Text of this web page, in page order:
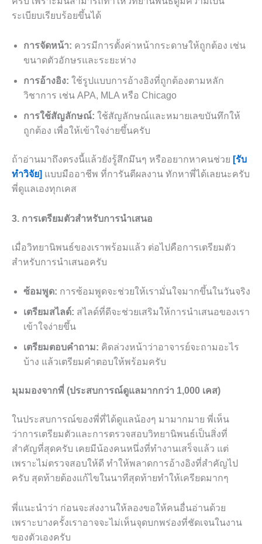
ระเบียบเรียบร้อยขึ้นได้
การจัดหน้า: ควรมีการตั้งค่าหน้ากระดาษให้ถูกต้อง เช่น
ขนาดตัวอักษรและระยะห่าง
การอ้างอิง: ใช้รูปแบบการอ้างอิงที่ถูกต้องตามหลัก
วิชาการ เช่น APA, MLA หรือ Chicago
การใช้สัญลักษณ์: ใช้สัญลักษณ์และหมายเลขบันทึกให้
ถูกต้อง เพื่อให้เข้าใจง่ายขึ้นครับ
ถ้าอ่านมาถึงตรงนี้แล้วยังรู้สึกมึนๆ หรืออยากหาคนช่วย [รับ
ทำวิจัย] แบบมืออาชีพ ที่การันตีผลงาน ทักหาพี่ได้เลยนะครับ
พี่ดูแลเองทุกเคส
3. การเตรียมตัวสำหรับการนำเสนอ
เมื่อวิทยานิพนธ์ของเราพร้อมแล้ว ต่อไปคือการเตรียมตัว
สำหรับการนำเสนอครับ
ซ้อมพูด: การซ้อมพูดจะช่วยให้เรามั่นใจมากขึ้นในวันจริง
เตรียมสไลด์: สไลด์ที่ดีจะช่วยเสริมให้การนำเสนอของเรา
เข้าใจง่ายขึ้น
เตรียมตอบคำถาม: คิดล่วงหน้าว่าอาจารย์จะถามอะไร
บ้าง แล้วเตรียมคำตอบให้พร้อมครับ
มุมมองจากพี่ (ประสบการณ์ดูแลมากกว่า 1,000 เคส)
ในประสบการณ์ของพี่ที่ได้ดูแลน้องๆ มามากมาย พี่เห็น
ว่าการเตรียมตัวและการตรวจสอบวิทยานิพนธ์เป็นสิ่งที่
สำคัญที่สุดครับ เคยมีน้องคนหนึ่งที่ทำงานเสร็จแล้ว แต่
เพราะไม่ตรวจสอบให้ดี ทำให้พลาดการอ้างอิงที่สำคัญไป
ครับ สุดท้ายต้องแก้ไขในนาทีสุดท้ายทำให้เครียดมากๆ
พี่แนะนำว่า ก่อนจะส่งงานให้ลองขอให้คนอื่นอ่านด้วย
เพราะบางครั้งเราอาจจะไม่เห็นจุดบกพร่องที่ชัดเจนในงาน
ของตัวเองครับ